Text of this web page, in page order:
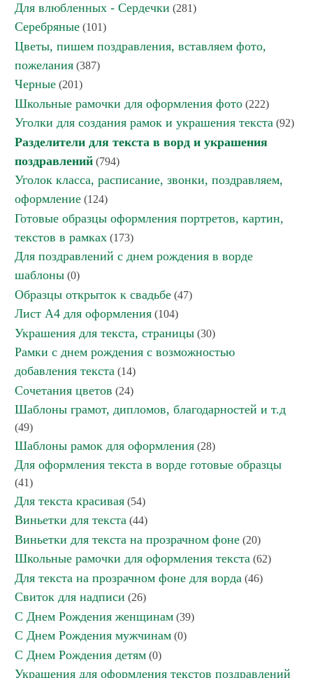
Для влюбленных - Сердечки (281)
Серебряные (101)
Цветы, пишем поздравления, вставляем фото,
пожелания (387)
Черные (201)
Школьные рамочки для оформления фото (222)
Уголки для создания рамок и украшения текста (92)
Разделители для текста в ворд и украшения
поздравлений (794)
Уголок класса, расписание, звонки, поздравляем,
оформление (124)
Готовые образцы оформления портретов, картин,
текстов в рамках (173)
Для поздравлений с днем рождения в ворде
шаблоны (0)
Образцы открыток к свадьбе (47)
Лист А4 для оформления (104)
Украшения для текста, страницы (30)
Рамки с днем рождения с возможностью
добавления текста (14)
Сочетания цветов (24)
Шаблоны грамот, дипломов, благодарностей и т.д
(49)
Шаблоны рамок для оформления (28)
Для оформления текста в ворде готовые образцы
(41)
Для текста красивая (54)
Виньетки для текста (44)
Виньетки для текста на прозрачном фоне (20)
Школьные рамочки для оформления текста (62)
Для текста на прозрачном фоне для ворда (46)
Свиток для надписи (26)
С Днем Рождения женщинам (39)
С Днем Рождения мужчинам (0)
С Днем Рождения детям (0)
Украшения для оформления текстов поздравлений